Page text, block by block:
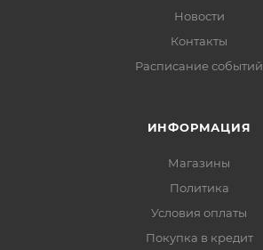
Новости
Контакты
Расписание событий
ИНФОРМАЦИЯ
Магазины
Политика
Условия оплаты
Покупка в кредит